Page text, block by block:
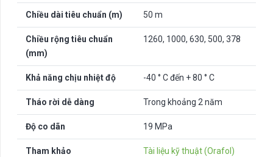
Chiều dài tiêu chuẩn (m) 50 m
Chiều rộng tiêu chuẩn
(mm)
1260, 1000, 630, 500, 378
Khả năng chịu nhiệt độ -40 ° C đến + 80 ° C
Tháo rời dễ dàng Trong khoảng 2 năm
Độ co dãn 19 MPa
Tham khảo Tài liệu kỹ thuật (Orafol)